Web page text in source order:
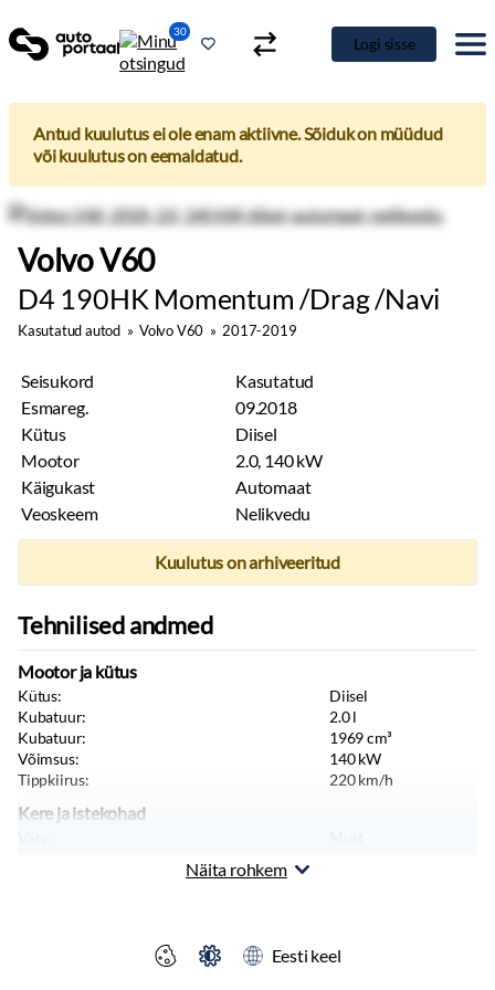
30
Logi sisse
Antud kuulutus ei ole enam aktiivne. Sõiduk on müüdud
või kuulutus on eemaldatud.
Volvo V60
D4 190HK Momentum /Drag /Navi
Kasutatud autod »Volvo V60 » 2017-2019
Seisukord
Kasutatud
Esmareg.
09.2018
Kütus
Diisel
Mootor
2.0, 140 kW
Käigukast
Automaat
Veoskeem
Nelikvedu
Kuulutus on arhiveeritud
Tehnilised andmed
Mootor ja kütus
Kütus:
Diisel
Kubatuur:
2.0l
Kubatuur:
1969cm³
Võimsus:
140kW
Tippkiirus:
220km/h
Kere ja istekohad
Massid, haagis, teljevahe
Näita rohkem
Eesti keel